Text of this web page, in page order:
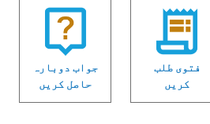
فتوی طلب
کریں
جواب دوبارہ
حاصل کریں